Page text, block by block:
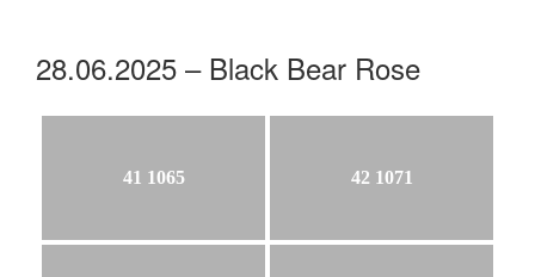
28.06.2025 – Black Bear Rose
41 1065 42 1071